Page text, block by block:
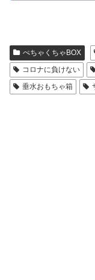
ぺちゃくちゃBOX
コロナに負けない
垂水おもちゃ箱